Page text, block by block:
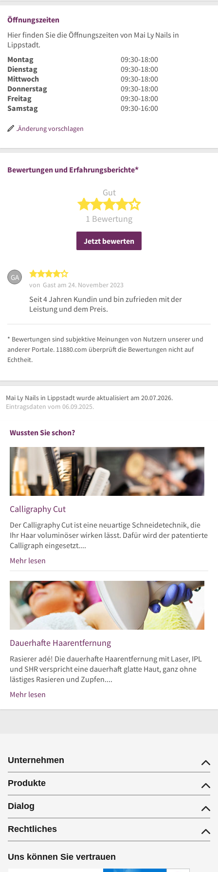
Öffnungszeiten
Hier finden Sie die Öffnungszeiten von Mai Ly Nails in
Lippstadt.
Montag
9
Uhr
30
bis
18
Uhr
09:30-18:00
Dienstag
9
Uhr
30
bis
18
09:30-18:00
Mittwoch
9
Uhr
30
bis
09:30-18:00
Donnerstag
9
Uhr
30
09:30-18:00
Freitag
9
Uhr
Uhr
09:30-18:00
Samstag
9
16
09:30-16:00
Änderung vorschlagen
Bewertungen und Erfahrungsberichte*
Gut
4 von 5 Sternen
1 Bewertung
Jetzt bewerten
GA
von Gast am 24. November 2023
Seit 4 Jahren Kundin und bin zufrieden mit der
Leistung und dem Preis.
* Bewertungen sind subjektive Meinungen von Nutzern unserer und
anderer Portale. 11880.com überprüft die Bewertungen nicht auf
Echtheit.
Mai Ly Nails in Lippstadt wurde aktualisiert am 20.07.2026.
Eintragsdaten vom 06.09.2025.
Wussten Sie schon?
Calligraphy Cut
Der Calligraphy Cut ist eine neuartige Schneidetechnik, die
Ihr Haar voluminöser wirken lässt. Dafür wird der patentierte
Calligraph eingesetzt....
Mehr lesen
Dauerhafte Haarentfernung
Rasierer adé! Die dauerhafte Haarentfernung mit Laser, IPL
und SHR verspricht eine dauerhaft glatte Haut, ganz ohne
lästiges Rasieren und Zupfen....
Mehr lesen
Unternehmen
Produkte
Dialog
Rechtliches
Uns können Sie vertrauen